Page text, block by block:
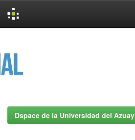
Dspace de la Universidad del Azuay